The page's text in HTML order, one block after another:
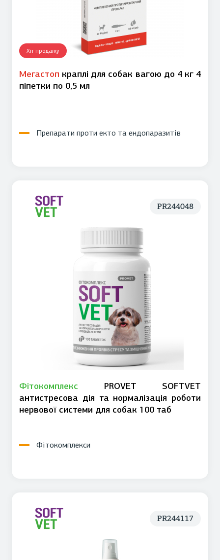
Хіт продажу
Мегастоп краплі для собак вагою до 4 кг 4
піпетки по 0,5 мл
Препарати проти екто та ендопаразитів
PR244048
Фітокомплекс PROVET SOFTVET
антистресова дія та нормалізація роботи
нервової системи для собак 100 таб
Фітокомплекси
PR244117